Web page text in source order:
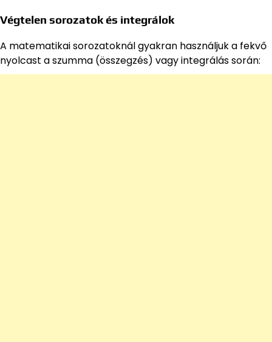
Végtelen sorozatok és integrálok
A matematikai sorozatoknál gyakran használjuk a fekvő
nyolcast a szumma (összegzés) vagy integrálás során: